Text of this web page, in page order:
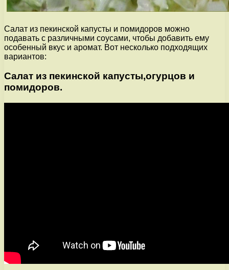
Салат из пекинской капусты и помидоров можно
подавать с различными соусами, чтобы добавить ему
особенный вкус и аромат. Вот несколько подходящих
вариантов:
Салат из пекинской капусты,огурцов и
помидоров.